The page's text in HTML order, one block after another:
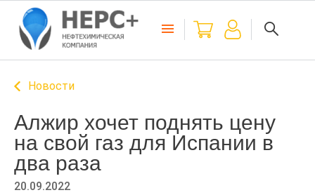
Новости
Алжир хочет поднять цену
на свой газ для Испании в
два раза
20.09.2022